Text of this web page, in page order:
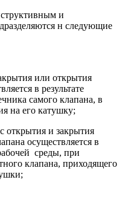
и
н следующие
или открытия
в результате
самого клапана, в
на его катушку;
открытия и закрытия
осуществляется в
среды, при
клапана, приходящего